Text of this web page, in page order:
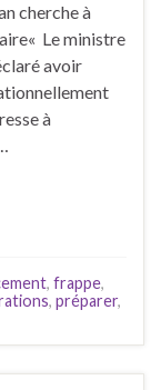
cherche à
Le ministre
avoir
à
, frappe,
, préparer,